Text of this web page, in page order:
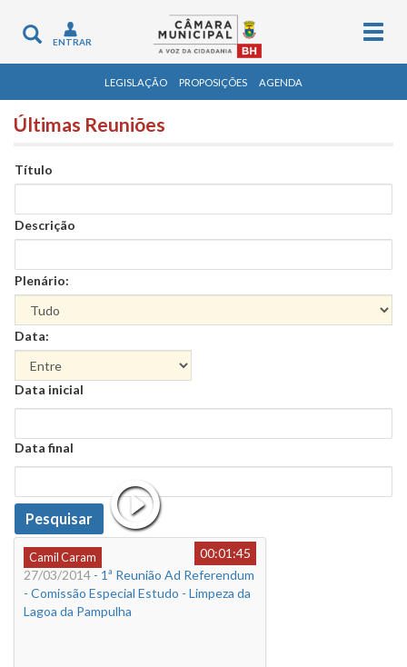
Toggle
navigation
ENTRAR
LEGISLAÇÃO PROPOSIÇÕES AGENDA
Últimas Reuniões
Título
Descrição
Plenário:
Data:
Data
Data inicial
Data
Data final
Data
Pesquisar
Camil Caram
00:01:45
27/03/2014 - 1ª Reunião Ad Referendum
- Comissão Especial Estudo - Limpeza da
Lagoa da Pampulha